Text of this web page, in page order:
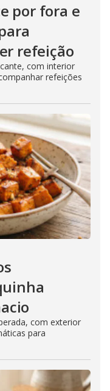
por fora e
refeição
com interior
refeições
com exterior
para